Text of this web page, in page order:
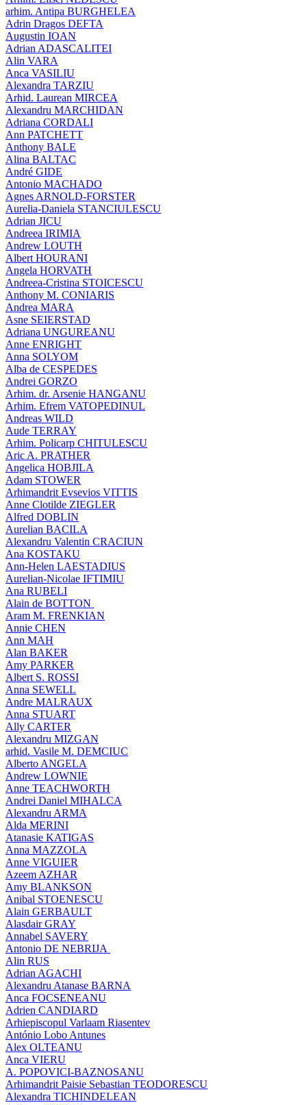
arhim. Antipa BURGHELEA
Adrin Dragos DEFTA
Augustin IOAN
Adrian ADASCALITEI
Alin VARA
Anca VASILIU
Alexandra TARZIU
Arhid. Laurean MIRCEA
Alexandru MARCHIDAN
Adriana CORDALI
Ann PATCHETT
Anthony BALE
Alina BALTAC
André GIDE
Antonio MACHADO
Agnes ARNOLD-FORSTER
Aurelia-Daniela STANCIULESCU
Adrian JICU
Andreea IRIMIA
Andrew LOUTH
Albert HOURANI
Angela HORVATH
Andreea-Cristina STOICESCU
Anthony M. CONIARIS
Andrea MARA
Asne SEIERSTAD
Adriana UNGUREANU
Anne ENRIGHT
Anna SOLYOM
Alba de CESPEDES
Andrei GORZO
Arhim. dr. Arsenie HANGANU
Arhim. Efrem VATOPEDINUL
Andreas WILD
Aude TERRAY
Arhim. Policarp CHITULESCU
Aric A. PRATHER
Angelica HOBJILA
Adam STOWER
Arhimandrit Evsevios VITTIS
Anne Clotilde ZIEGLER
Alfred DOBLIN
Aurelian BACILA
Alexandru Valentin CRACIUN
Ana KOSTAKU
Ann-Helen LAESTADIUS
Aurelian-Nicolae IFTIMIU
Ana RUBELI
Alain de BOTTON
Aram Μ. FRENKIAN
Annie CHEN
Ann MAH
Alan BAKER
Amy PARKER
Albert S. ROSSI
Anna SEWELL
Andre MALRAUX
Anna STUART
Ally CARTER
Alexandru MIZGAN
arhid. Vasile M. DEMCIUC
Alberto ANGELA
Andrew LOWNIE
Anne TEACHWORTH
Andrei Daniel MIHALCA
Alexandru ARMA
Alda MERINI
Atanasie KATIGAS
Anna MAZZOLA
Anne VIGUIER
Azeem AZHAR
Amy BLANKSON
Anibal STOENESCU
Alain GERBAULT
Alasdair GRAY
Annabel SAVERY
Antonio DE NEBRIJA
Alin RUS
Adrian AGACHI
Alexandru Atanase BARNA
Anca FOCSENEANU
Adrien CANDIARD
Arhiepiscopul Varlaam Riasentev
António Lobo Antunes
Alex OLTEANU
Anca VIERU
A. POPOVICI-BAZNOSANU
Arhimandrit Paisie Sebastian TEODORESCU
Alexandra TICHINDELEAN